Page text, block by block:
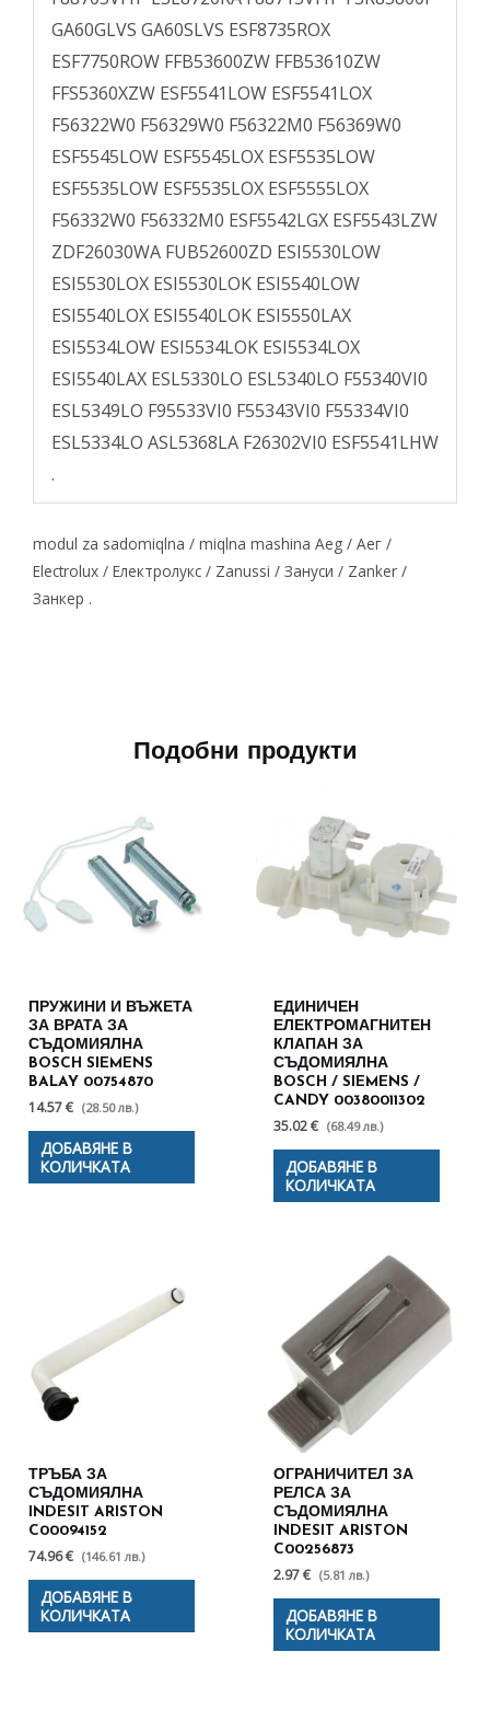
GA60GLVS GA60SLVS ESF8735ROX
ESF7750ROW FFB53600ZW FFB53610ZW
FFS5360XZW ESF5541LOW ESF5541LOX
F56322W0 F56329W0 F56322M0 F56369W0
ESF5545LOW ESF5545LOX ESF5535LOW
ESF5535LOW ESF5535LOX ESF5555LOX
F56332W0 F56332M0 ESF5542LGX ESF5543LZW
ZDF26030WA FUB52600ZD ESI5530LOW
ESI5530LOX ESI5530LOK ESI5540LOW
ESI5540LOX ESI5540LOK ESI5550LAX
ESI5534LOW ESI5534LOK ESI5534LOX
ESI5540LAX ESL5330LO ESL5340LO F55340VI0
ESL5349LO F95533VI0 F55343VI0 F55334VI0
ESL5334LO ASL5368LA F26302VI0 ESF5541LHW
.
modul za sadomiqlna / miqlna mashina Aeg / Аег /
Electrolux / Електролукс / Zanussi / Зануси / Zanker /
Занкер .
Подобни продукти
ПРУЖИНИ И ВЪЖЕТА
ЗА ВРАТА ЗА
СЪДОМИЯЛНА
BOSCH SIEMENS
BALAY 00754870
14.57 € (28.50 лв.)
ДОБАВЯНЕ В
КОЛИЧКАТА
ЕДИНИЧЕН
ЕЛЕКТРОМАГНИТЕН
КЛАПАН ЗА
СЪДОМИЯЛНА
BOSCH / SIEMENS /
CANDY 00380011302
35.02 € (68.49 лв.)
ДОБАВЯНЕ В
КОЛИЧКАТА
ТРЪБА ЗА
СЪДОМИЯЛНА
INDESIT ARISTON
C00094152
74.96 € (146.61 лв.)
ДОБАВЯНЕ В
КОЛИЧКАТА
ОГРАНИЧИТЕЛ ЗА
РЕЛСА ЗА
СЪДОМИЯЛНА
INDESIT ARISTON
C00256873
2.97 € (5.81 лв.)
ДОБАВЯНЕ В
КОЛИЧКАТА